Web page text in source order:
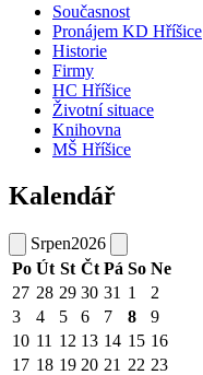
Současnost
Pronájem KD Hříšice
Historie
Firmy
HC Hříšice
Životní situace
Knihovna
MŠ Hříšice
Kalendář
Srpen2026
Po Út St Čt Pá So Ne
27 28 29 30 31 1
2
3
4 5 6 7 8
9
10 11 12 13 14 15 16
17 18 19 20 21 22 23